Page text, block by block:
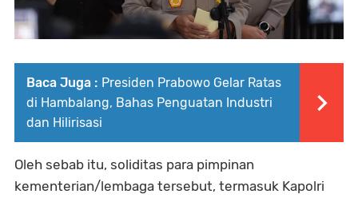
Baca Juga : Presiden Prabowo Gelar Ratas
di Hambalang, Bahas Penguatan Industri
dan Hilirisasi
Oleh sebab itu, soliditas para pimpinan
kementerian/lembaga tersebut, termasuk Kapolri